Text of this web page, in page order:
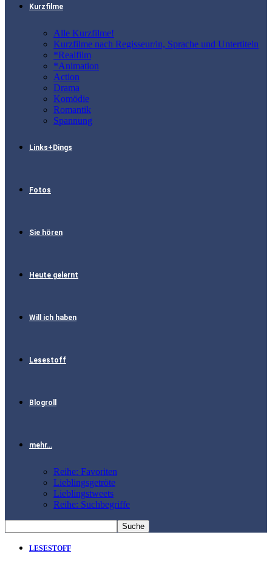
Kurzfilme
Alle Kurzfilme!
Kurzfilme nach Regisseur/in, Sprache und Untertiteln
*Realfilm
*Animation
Action
Drama
Komödie
Romantik
Spannung
Links+Dings
Fotos
Sie hören
Heute gelernt
Will ich haben
Lesestoff
Blogroll
mehr…
Reihe: Favoriten
Lieblingsgetröte
Lieblingstweets
Reihe: Suchbegriffe
LESESTOFF